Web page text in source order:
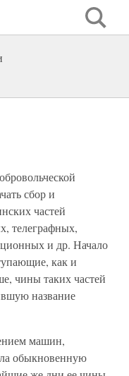
сбор и
частей
телеграфных,
и др. Начало
как и
чины таких частей
название
машин,
обыкновенную